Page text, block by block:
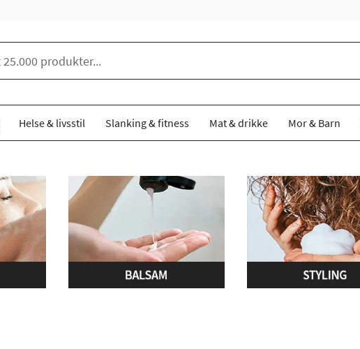
Helse & livsstil Slanking & fitness Mat & drikke Mor & Barn